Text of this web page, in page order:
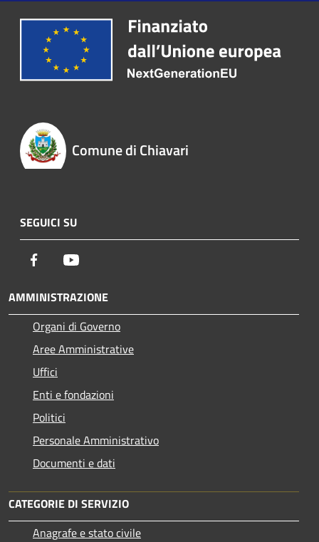
Comune di Chiavari
SEGUICI SU
Facebook
AMMINISTRAZIONE
Organi di Governo
Aree Amministrative
Uffici
Enti e fondazioni
Politici
Personale Amministrativo
Documenti e dati
CATEGORIE DI SERVIZIO
Anagrafe e stato civile